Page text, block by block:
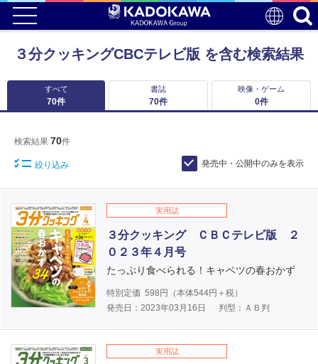
３分クッキングCBCテレビ版 を含む検索結果
すべて
70件
書誌
70件
映像・ゲーム
0件
検索結果 70件
絞り込み 発売中・公開中のみを表示
実用誌
３分クッキング ＣＢＣテレビ版 ２
０２３年４月号
たっぷり食べられる！キャベツの春おかず
特別定価 598 円（本体544円＋税）
発売日：2023年03月16日
判型：ＡＢ判
実用誌